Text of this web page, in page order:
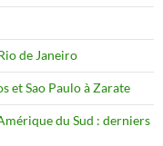
de Janeiro
et Sao Paulo à Zarate
du Sud : derniers